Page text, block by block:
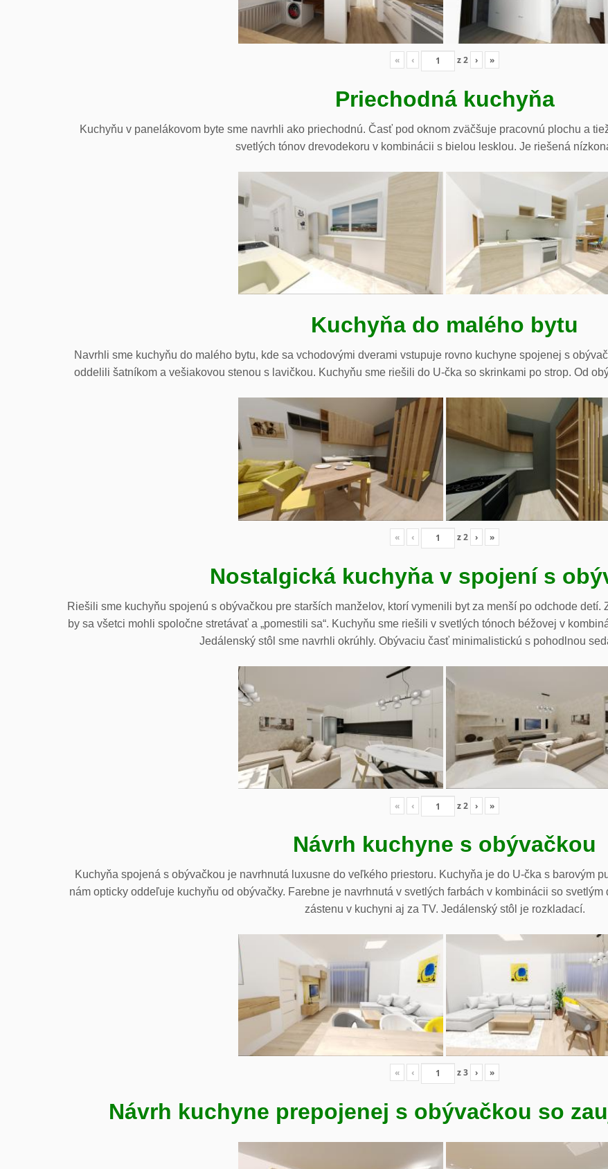
« ‹ z2 › »
Priechodná kuchyňa
Kuchyňu v panelákovom byte sme navrhli ako priechodnú. Časť pod oknom zväčšuje pracovnú plochu a
svetlých tónov drevodekoru v kombinácii s bielou lesklou. Je riešená
Kuchyňa do malého bytu
Navrhli sme kuchyňu do malého bytu, kde sa vchodovými dverami vstupuje rovno kuchyne spojenej s
oddelili šatníkom a vešiakovou stenou s lavičkou. Kuchyňu sme riešili do U-čka so skrinkami po strop. Od
« ‹ z2 › »
Nostalgická kuchyňa v spojení s
Riešili sme kuchyňu spojenú s obývačkou pre starších manželov, ktorí vymenili byt za menší po odchode
by sa všetci mohli spoločne stretávať a „pomestili sa“. Kuchyňu sme riešili v svetlých tónoch béžovej v
Jedálenský stôl sme navrhli okrúhly. Obývaciu časť minimalistickú s pohodlnou
« ‹ z2 › »
Návrh kuchyne s obývačkou
Kuchyňa spojená s obývačkou je navrhnutá luxusne do veľkého priestoru. Kuchyňa je do U-čka s barovým
nám opticky oddeľuje kuchyňu od obývačky. Farebne je navrhnutá v svetlých farbách v kombinácii so
zástenu v kuchyni aj za TV. Jedálenský stôl je rozkladací.
« ‹ z3 › »
Návrh kuchyne prepojenej s obývačkou so